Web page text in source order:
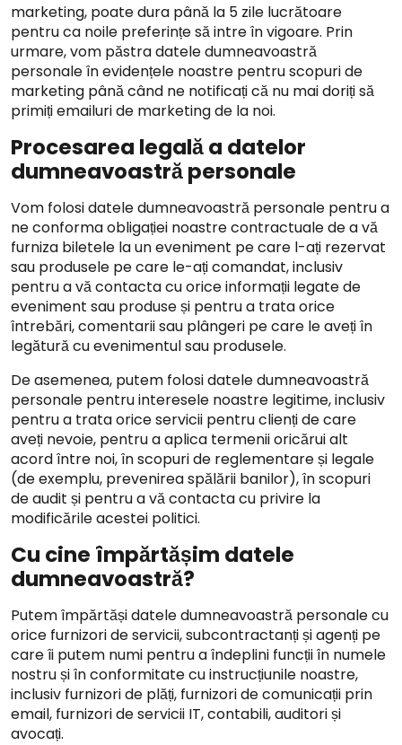
marketing, poate dura până la 5 zile lucrătoare
pentru ca noile preferințe să intre în vigoare. Prin
urmare, vom păstra datele dumneavoastră
personale în evidențele noastre pentru scopuri de
marketing până când ne notificați că nu mai doriți să
primiți emailuri de marketing de la noi.
Procesarea legală a datelor
dumneavoastră personale
Vom folosi datele dumneavoastră personale pentru a
ne conforma obligației noastre contractuale de a vă
furniza biletele la un eveniment pe care l-ați rezervat
sau produsele pe care le-ați comandat, inclusiv
pentru a vă contacta cu orice informații legate de
eveniment sau produse și pentru a trata orice
întrebări, comentarii sau plângeri pe care le aveți în
legătură cu evenimentul sau produsele.
De asemenea, putem folosi datele dumneavoastră
personale pentru interesele noastre legitime, inclusiv
pentru a trata orice servicii pentru clienți de care
aveți nevoie, pentru a aplica termenii oricărui alt
acord între noi, în scopuri de reglementare și legale
(de exemplu, prevenirea spălării banilor), în scopuri
de audit și pentru a vă contacta cu privire la
modificările acestei politici.
Cu cine împărtășim datele
dumneavoastră?
Putem împărtăși datele dumneavoastră personale cu
orice furnizori de servicii, subcontractanți și agenți pe
care îi putem numi pentru a îndeplini funcții în numele
nostru și în conformitate cu instrucțiunile noastre,
inclusiv furnizori de plăți, furnizori de comunicații prin
email, furnizori de servicii IT, contabili, auditori și
avocați.